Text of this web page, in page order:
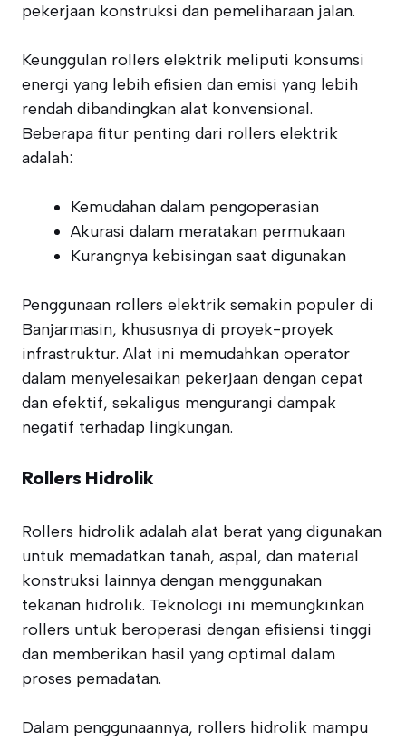
pekerjaan konstruksi dan pemeliharaan jalan.
Keunggulan rollers elektrik meliputi konsumsi
energi yang lebih efisien dan emisi yang lebih
rendah dibandingkan alat konvensional.
Beberapa fitur penting dari rollers elektrik
adalah:
Kemudahan dalam pengoperasian
Akurasi dalam meratakan permukaan
Kurangnya kebisingan saat digunakan
Penggunaan rollers elektrik semakin populer di
Banjarmasin, khususnya di proyek-proyek
infrastruktur. Alat ini memudahkan operator
dalam menyelesaikan pekerjaan dengan cepat
dan efektif, sekaligus mengurangi dampak
negatif terhadap lingkungan.
Rollers Hidrolik
Rollers hidrolik adalah alat berat yang digunakan
untuk memadatkan tanah, aspal, dan material
konstruksi lainnya dengan menggunakan
tekanan hidrolik. Teknologi ini memungkinkan
rollers untuk beroperasi dengan efisiensi tinggi
dan memberikan hasil yang optimal dalam
proses pemadatan.
Dalam penggunaannya, rollers hidrolik mampu